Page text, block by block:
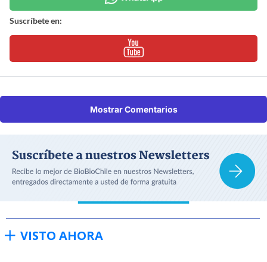
Suscríbete en:
Mostrar Comentarios
VISTO AHORA